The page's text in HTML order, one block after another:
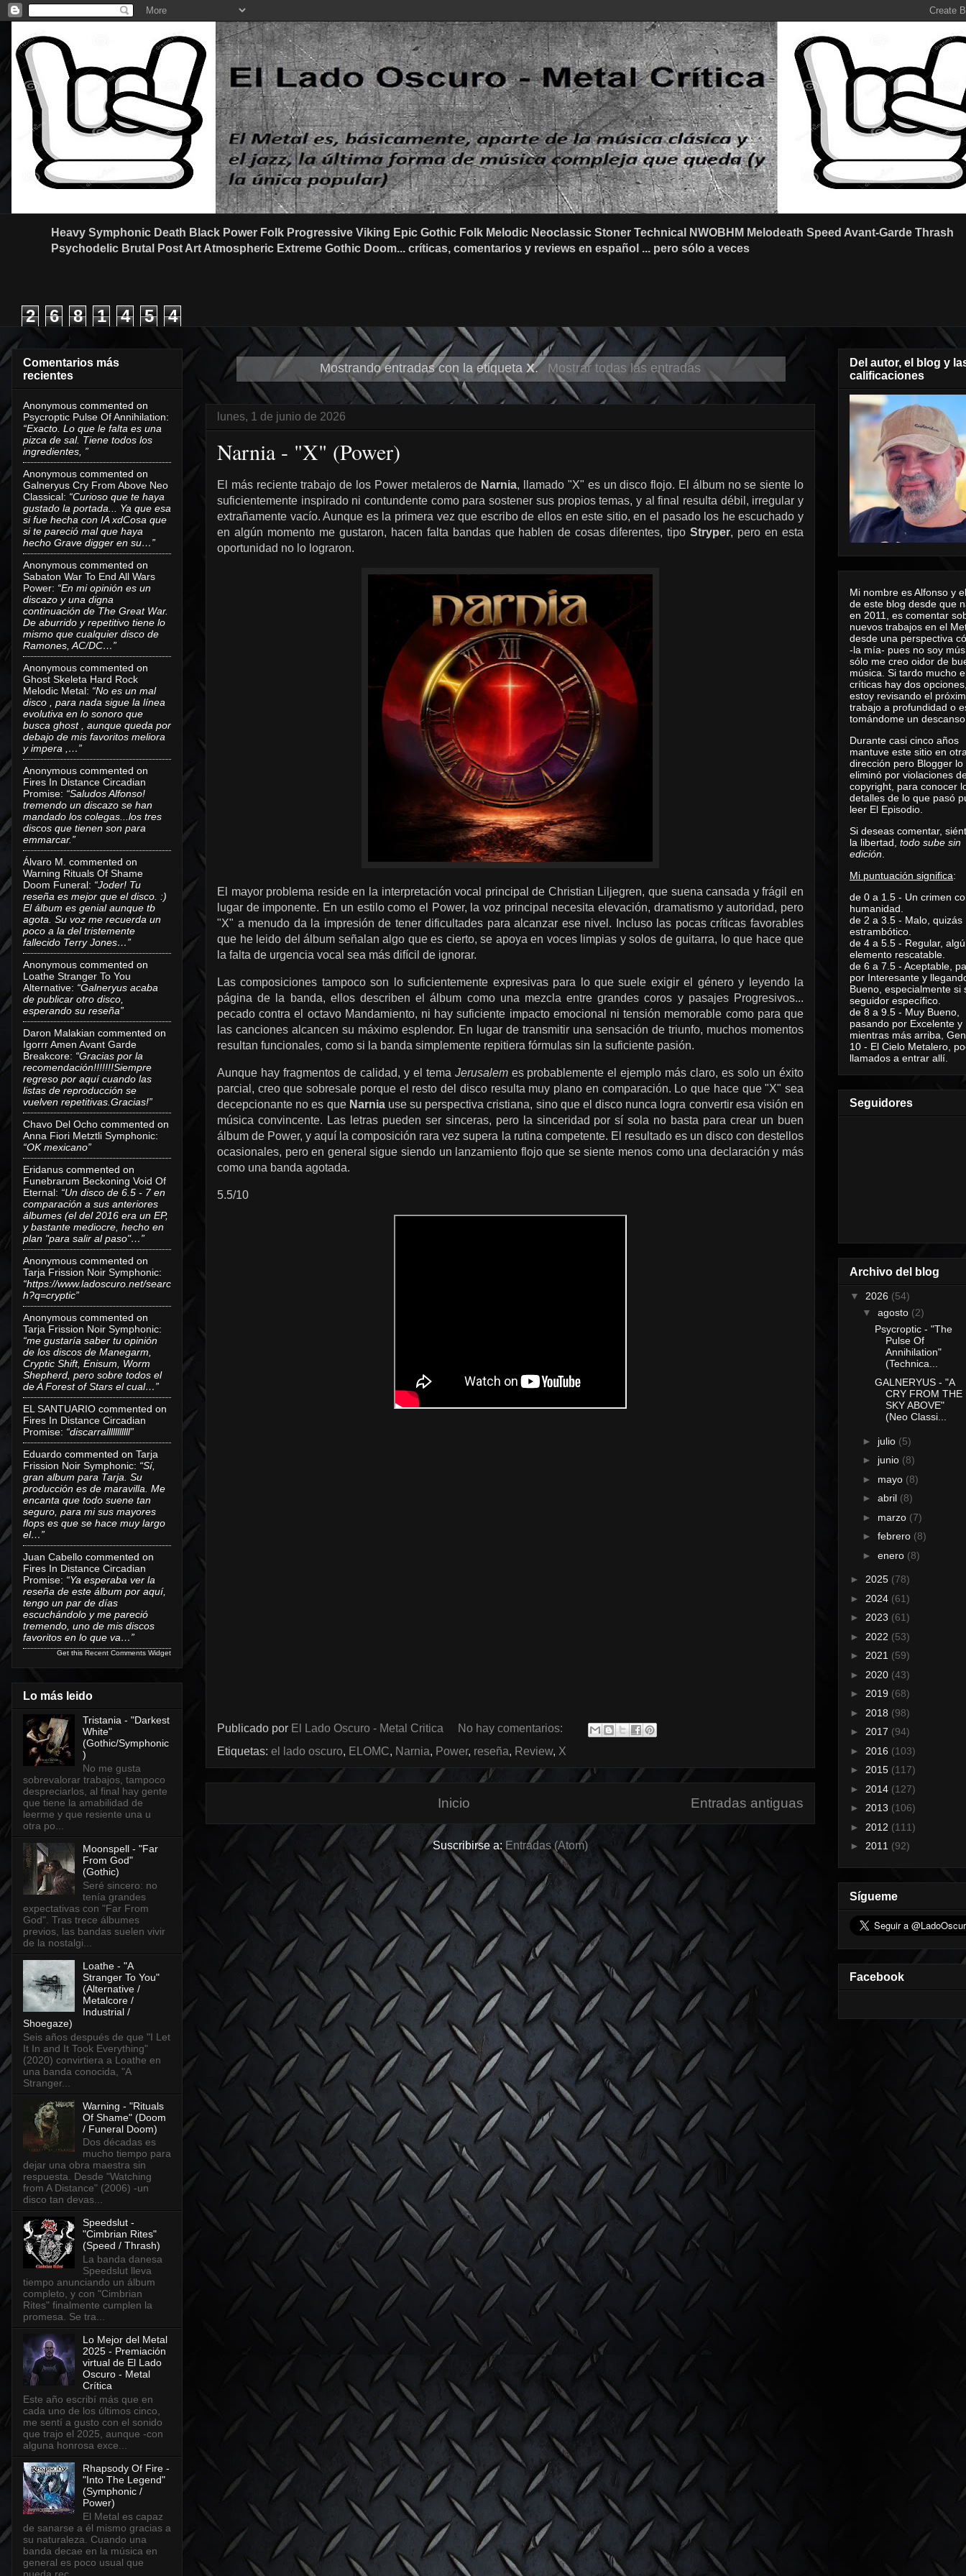
Heavy Symphonic Death Black Power Folk Progressive Viking Epic Gothic Folk Melodic Neoclassic Stoner Technical NWOBHM Melodeath Speed Avant-Garde Thrash
Psychodelic Brutal Post Art Atmospheric Extreme Gothic Doom... críticas, comentarios y reviews en español ... pero sólo a veces
2 6 8 1 4 5 4
Mostrando entradas con la etiquetaX. Mostrar todas las entradas
lunes, 1 de junio de 2026
Narnia - "X" (Power)
El más reciente trabajo de los Power metaleros de Narnia, llamado "X" es un disco flojo. El álbum no se siente lo
suficientemente inspirado ni contundente como para sostener sus propios temas, y al final resulta débil, irregular y
extrañamente vacío. Aunque es la primera vez que escribo de ellos en este sitio, en el pasado los he escuchado y
en algún momento me gustaron, hacen falta bandas que hablen de cosas diferentes, tipoStryper, pero en esta
oportunidad no lo lograron.
El mayor problema reside en la interpretación vocal principal de Christian Liljegren, que suena cansada y frágil en
lugar de imponente. En un estilo como el Power, la voz principal necesita elevación, dramatismo y autoridad, pero
"X" a menudo da la impresión de tener dificultades para alcanzar ese nivel. Incluso las pocas críticas favorables
que he leido del álbum señalan algo que es cierto, se apoya en voces limpias y solos de guitarra, lo que hace que
la falta de urgencia vocal sea más difícil de ignorar.
Las composiciones tampoco son lo suficientemente expresivas para lo que suele exigir el género y leyendo la
página de la banda, ellos describen el álbum como una mezcla entre grandes coros y pasajes Progresivos...
pecado contra el octavo Mandamiento, ni hay suficiente impacto emocional ni tensión memorable como para que
las canciones alcancen su máximo esplendor. En lugar de transmitir una sensación de triunfo, muchos momentos
resultan funcionales, como si la banda simplemente repitiera fórmulas sin la suficiente pasión.
Aunque hay fragmentos de calidad, y el tema Jerusalemes probablemente el ejemplo más claro, es solo un éxito
parcial, creo que sobresale porque el resto del disco resulta muy plano en comparación. Lo que hace que "X" sea
decepcionante no es que Narniause su perspectiva cristiana, sino que el disco nunca logra convertir esa visión en
música convincente. Las letras pueden ser sinceras, pero la sinceridad por sí sola no basta para crear un buen
álbum de Power, y aquí la composición rara vez supera la rutina competente. El resultado es un disco con destellos
ocasionales, pero en general sigue siendo un lanzamiento flojo que se siente menos como una declaración y más
como una banda agotada.
5.5/10
Publicado por El Lado Oscuro - Metal Critica
No hay comentarios:
Etiquetas: el lado oscuro, ELOMC, Narnia, Power, reseña, Review, X
Entradas antiguas
Inicio
Suscribirse a: Entradas (Atom)
Comentarios más
recientes
Anonymous commented on
Psycroptic Pulse Of Annihilation:
“Exacto. Lo que le falta es una
pizca de sal. Tiene todos los
ingredientes, ”
Anonymous commented on
Galneryus Cry From Above Neo
Classical: “Curioso que te haya
gustado la portada... Ya que esa
si fue hecha con IA xdCosa que
si te pareció mal que haya
hecho Grave digger en su…”
Anonymous commented on
Sabaton War To End All Wars
Power: “En mi opinión es un
discazo y una digna
continuación de The Great War.
De aburrido y repetitivo tiene lo
mismo que cualquier disco de
Ramones, AC/DC…”
Anonymous commented on
Ghost Skeleta Hard Rock
Melodic Metal: “No es un mal
disco , para nada sigue la línea
evolutiva en lo sonoro que
busca ghost , aunque queda por
debajo de mis favoritos meliora
y impera ,…”
Anonymous commented on
Fires In Distance Circadian
Promise: “Saludos Alfonso!
tremendo un discazo se han
mandado los colegas...los tres
discos que tienen son para
emmarcar.”
Álvaro M. commented on
Warning Rituals Of Shame
Doom Funeral: “Joder! Tu
reseña es mejor que el disco. :)
El álbum es genial aunque tb
agota. Su voz me recuerda un
poco a la del tristemente
fallecido Terry Jones…”
Anonymous commented on
Loathe Stranger To You
Alternative: “Galneryus acaba
de publicar otro disco,
esperando su reseña”
Daron Malakian commented on
Igorrr Amen Avant Garde
Breakcore: “Gracias por la
recomendación!!!!!!!Siempre
regreso por aquí cuando las
listas de reproducción se
vuelven repetitivas.Gracias!”
Chavo Del Ocho commented on
Anna Fiori Metztli Symphonic:
“OK mexicano”
Eridanus commented on
Funebrarum Beckoning Void Of
Eternal: “Un disco de 6.5 - 7 en
comparación a sus anteriores
álbumes (el del 2016 era un EP,
y bastante mediocre, hecho en
plan "para salir al paso"…”
Anonymous commented on
Tarja Frission Noir Symphonic:
“https://www.ladoscuro.net/searc
h?q=cryptic”
Anonymous commented on
Tarja Frission Noir Symphonic:
“me gustaría saber tu opinión
de los discos de Manegarm,
Cryptic Shift, Enisum, Worm
Shepherd, pero sobre todos el
de A Forest of Stars el cual…”
EL SANTUARIO commented on
Fires In Distance Circadian
Promise: “discarralllllllllll”
Eduardo commented on Tarja
Frission Noir Symphonic: “Sí,
gran album para Tarja. Su
producción es de maravilla. Me
encanta que todo suene tan
seguro, para mi sus mayores
flops es que se hace muy largo
el…”
Juan Cabello commented on
Fires In Distance Circadian
Promise: “Ya esperaba ver la
reseña de este álbum por aquí,
tengo un par de días
escuchándolo y me pareció
tremendo, uno de mis discos
favoritos en lo que va…”
Get this Recent Comments Widget
Lo más leido
Tristania - "Darkest
White"
(Gothic/Symphonic
)
No me gusta
sobrevalorar trabajos, tampoco
despreciarlos, al final hay gente
que tiene la amabilidad de
leerme y que resiente una u
otra po...
Moonspell - "Far
From God"
(Gothic)
Seré sincero: no
tenía grandes
expectativas con "Far From
God". Tras trece álbumes
previos, las bandas suelen vivir
de la nostalgi...
Loathe - "A
Stranger To You"
(Alternative /
Metalcore /
Industrial /
Shoegaze)
Seis años después de que "I Let
It In and It Took Everything"
(2020) convirtiera a Loathe en
una banda conocida, "A
Stranger...
Warning - "Rituals
Of Shame" (Doom
/ Funeral Doom)
Dos décadas es
mucho tiempo para
dejar una obra maestra sin
respuesta. Desde "Watching
from A Distance" (2006) -un
disco tan devas...
Speedslut -
"Cimbrian Rites"
(Speed / Thrash)
La banda danesa
Speedslut lleva
tiempo anunciando un álbum
completo, y con "Cimbrian
Rites" finalmente cumplen la
promesa. Se tra...
Lo Mejor del Metal
2025 - Premiación
virtual de El Lado
Oscuro - Metal
Crítica
Este año escribí más que en
cada uno de los últimos cinco,
me sentí a gusto con el sonido
que trajo el 2025, aunque -con
alguna honrosa exce...
Rhapsody Of Fire -
"Into The Legend"
(Symphonic /
Power)
El Metal es capaz
de sanarse a él mismo gracias a
su naturaleza. Cuando una
banda decae en la música en
general es poco usual que
pueda rec...
Del autor, el blog y
calificaciones
Mi nombre es Alfonso y
de este blog desde que
en 2011, es comentar
nuevos trabajos en el
desde una perspectiva
-la mía- pues no soy
sólo me creo oidor de
música. Si tardo mucho
críticas hay dos
estoy revisando el
trabajo a profundidad o
tomándome un
Durante casi cinco años
mantuve este sitio en
dirección pero Blogger lo
eliminó por violaciones
copyright, para conocer
detalles de lo que pasó
leer El Episodio
Si deseas comentar,
la libertad, todo sube sin
edición
Mi puntuación significa:
de 0 a 1.5 - Un crimen
humanidad.
de 2 a 3.5 - Malo, quizás
estrambótico.
de 4 a 5.5 - Regular,
elemento rescatable.
de 6 a 7.5 - Aceptable,
por Interesante y
Bueno, especialmente si
seguidor específico.
de 8 a 9.5 - Muy Bueno,
pasando por Excelente y
mientras más arriba,
10 - El Cielo Metalero,
llamados a entrar allí.
Seguidores
Archivo del blog
▼ 2026 (54)
▼ agosto (2)
Psycroptic - "The
Pulse Of
Annihilation"
(Technica...
GALNERYUS - "A
CRY FROM THE
SKY ABOVE"
(Neo Classi...
► julio (5)
► junio (8)
► mayo (8)
► abril (8)
► marzo (7)
► febrero (8)
► enero (8)
► 2025 (78)
► 2024 (61)
► 2023 (61)
► 2022 (53)
► 2021 (59)
► 2020 (43)
► 2019 (68)
► 2018 (98)
► 2017 (94)
► 2016 (103)
► 2015 (117)
► 2014 (127)
► 2013 (106)
► 2012 (111)
► 2011 (92)
Sígueme
Facebook